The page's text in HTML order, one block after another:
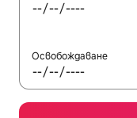
Освобождаване